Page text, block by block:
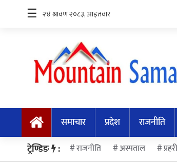
समाचार
प्रदेश
राजनीति
अर्थतन्त्र
☰
समाचार प्रदेश राजनीति
ट्रेण्डिङ : राजनीति अस्पताल प्रहरी